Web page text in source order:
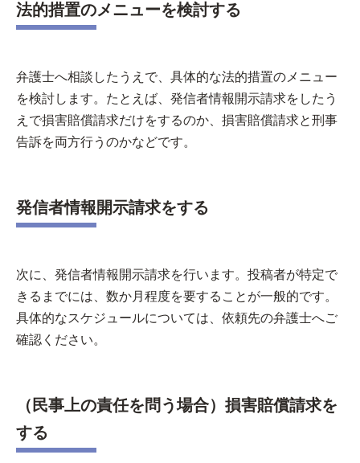
法的措置のメニューを検討する
弁護士へ相談したうえで、具体的な法的措置のメニュー
を検討します。たとえば、発信者情報開示請求をしたう
えで損害賠償請求だけをするのか、損害賠償請求と刑事
告訴を両方行うのかなどです。
発信者情報開示請求をする
次に、発信者情報開示請求を行います。投稿者が特定で
きるまでには、数か月程度を要することが一般的です。
具体的なスケジュールについては、依頼先の弁護士へご
確認ください。
（民事上の責任を問う場合）損害賠償請求を
する